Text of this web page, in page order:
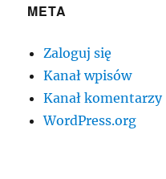
META
Zaloguj się
Kanał wpisów
Kanał komentarzy
WordPress.org